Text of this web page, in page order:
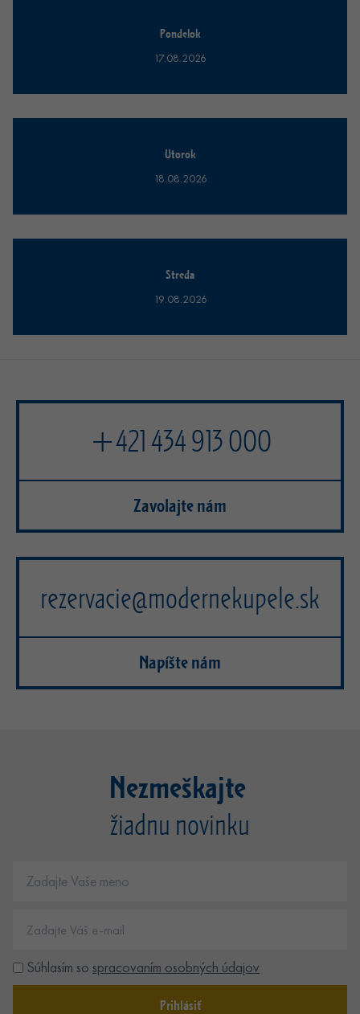
Pondelok
17.08.2026
Utorok
18.08.2026
Streda
19.08.2026
+421 434 913 000
Zavolajte nám
rezervacie@modernekupele.sk
Napíšte nám
Nezmeškajte
žiadnu novinku
Súhlasím so spracovaním osobných údajov
Prihlásiť